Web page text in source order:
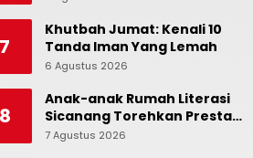
7
Khutbah Jumat: Kenali 10
Tanda Iman Yang Lemah
6 Agustus 2026
8
Anak-anak Rumah Literasi
Sicanang Torehkan Prestasi
pada Peringatan Hari Anak
7 Agustus 2026